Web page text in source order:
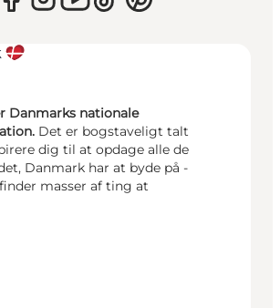
Danmarks nationale
Det er bogstaveligt talt
dig til at opdage alle de
Danmark har at byde på -
masser af ting at